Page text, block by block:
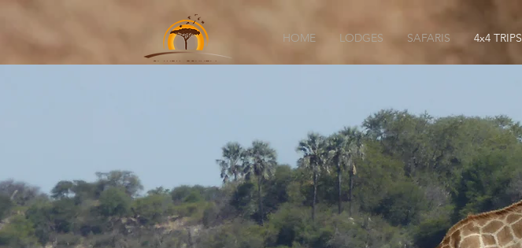
HOME LODGES SAFARIS 4x4 TRIPS